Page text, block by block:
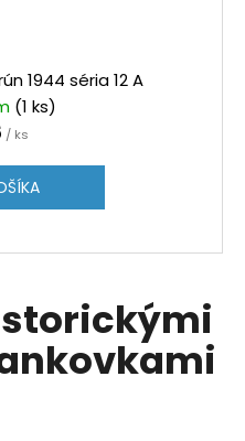
1944 séria 12 A
(1 ks)
/ ks